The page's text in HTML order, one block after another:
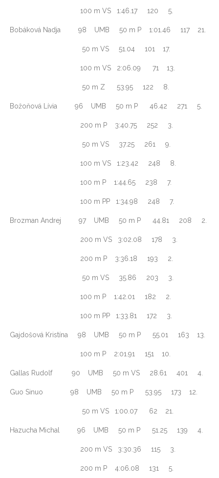
100 m VS 1:46.17 120 5.
Bobáková Nadja 98 UMB 50 m P 1:01.46 117 21.
50 m VS 51.04 101 17.
100 m VS 2:06.09 71 13.
50 m Z 53.95 122 8.
Božoňová Lívia 96 UMB 50 m P 46.42 271 5.
200 m P 3:40.75 252 3.
50 m VS 37.25 261 9.
100 m VS 1:23.42 248 8.
100 m P 1:44.65 238 7.
100 m PP 1:34.98 248 7.
Brozman Andrej 97 UMB 50 m P 44.81 208 2.
200 m VS 3:02.08 178 3.
200 m P 3:36.18 193 2.
50 m VS 35.86 203 3.
100 m P 1:42.01 182 2.
100 m PP 1:33.81 172 3.
Gajdošová Kristína 98 UMB 50 m P 55.01 163 13.
100 m P 2:01.91 151 10.
Gallas Rudolf 90 UMB 50 m VS 28.61 401 4.
Guo Sinuo 98 UMB 50 m P 53.95 173 12.
50 m VS 1:00.07 62 21.
Hazucha Michal 96 UMB 50 m P 51.25 139 4.
200 m VS 3:30.36 115 3.
200 m P 4:06.08 131 5.